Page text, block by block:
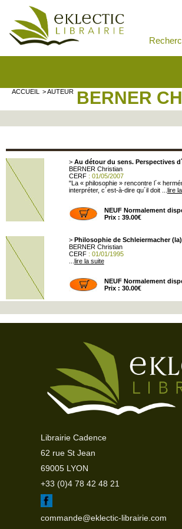
ACCUEIL > AUTEUR BERNER
> Au détour du sens. Perspectives
BERNER Christian
CERF: 01/05/2007
"La « philosophie » rencontre l´«
interpréter, c´est-à-dire qu´il doit ... lire
NEUF Normalement
Prix : 39.00€
> Philosophie de Schleiermacher (la)
BERNER Christian
CERF: 01/01/1995
lire la suite
NEUF Normalement
Prix : 30.00€
Librairie Cadence
62 rue St Jean
69005 LYON
+33 (0)4 78 42 48 21
commande@eklectic-librairie.com